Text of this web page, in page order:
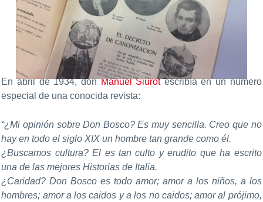
En abril de 1934, donManuel Siurotescribía en un número
especial de una conocida revista:
“¿Mi opinión sobre Don Bosco? Es muy sencilla. Creo que no
hay en todo el siglo XIX un hombre tan grande como él.
¿Buscamos cultura? El es tan culto y erudito que ha escrito
una de las mejores Historias de Italia.
¿Caridad? Don Bosco es todo amor; amor a los niños, a los
hombres; amor a los caidos y a los no caidos; amor al prójimo,